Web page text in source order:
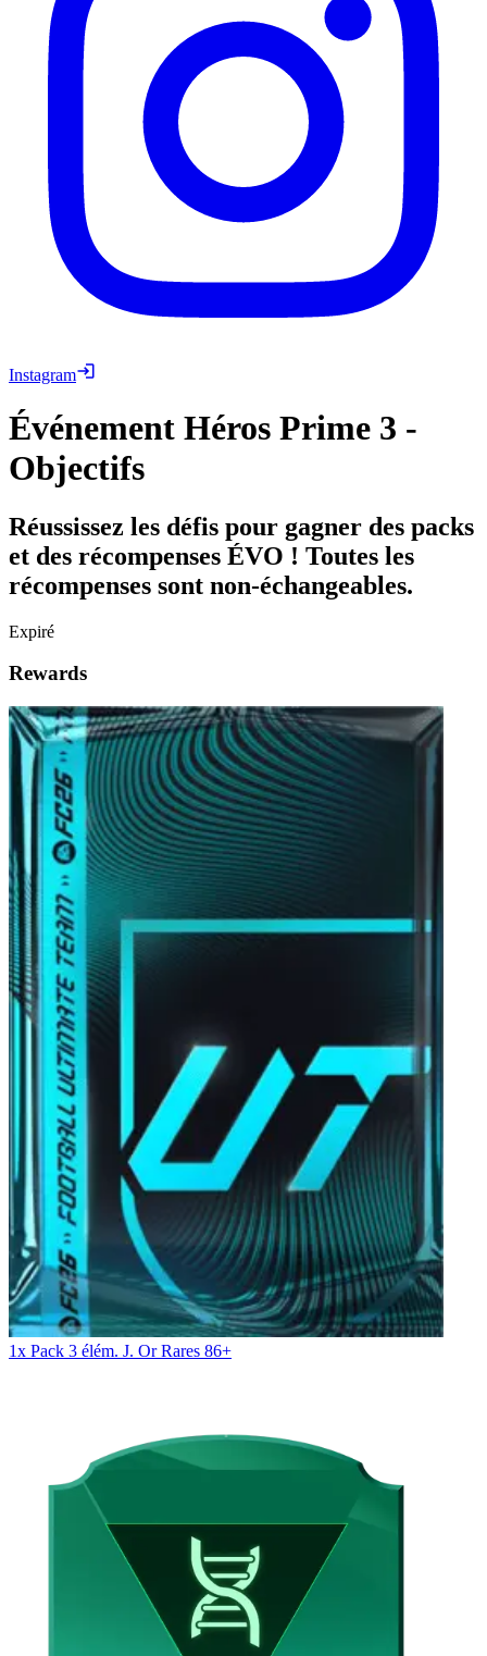
Instagram
Événement Héros Prime 3 -
Objectifs
Réussissez les défis pour gagner des packs
et des récompenses ÉVO ! Toutes les
récompenses sont non-échangeables.
Expiré
Rewards
1x Pack 3 élém. J. Or Rares 86+